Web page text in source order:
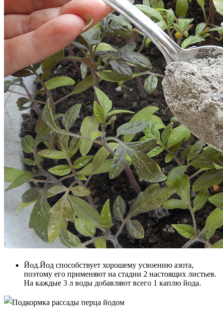
Йод.Йод способствует хорошему усвоению азота,
поэтому его применяют на стадии 2 настоящих листьев.
На каждые 3 л воды добавляют всего 1 каплю йода.